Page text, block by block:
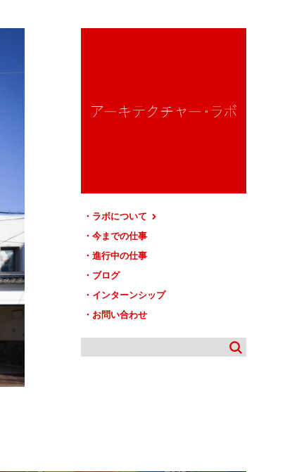
ラボについて
今までの仕事
進行中の仕事
ブログ
インターンシップ
お問い合わせ